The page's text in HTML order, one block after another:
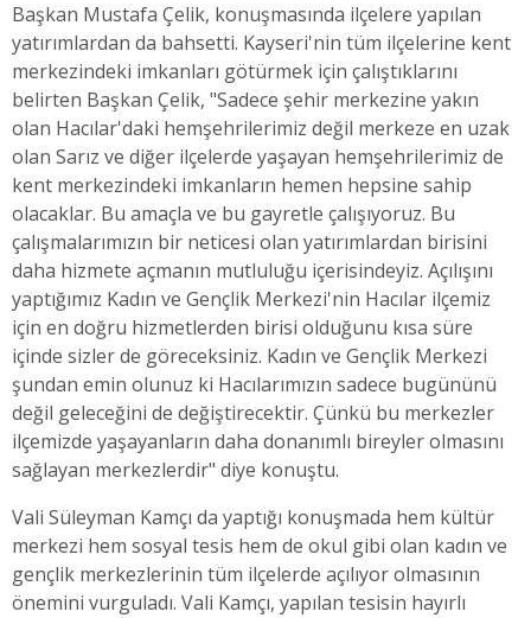
Başkan Mustafa Çelik, konuşmasında ilçelere yapılan
yatırımlardan da bahsetti. Kayseri'nin tüm ilçelerine kent
merkezindeki imkanları götürmek için çalıştıklarını
belirten Başkan Çelik, "Sadece şehir merkezine yakın
olan Hacılar'daki hemşehrilerimiz değil merkeze en uzak
olan Sarız ve diğer ilçelerde yaşayan hemşehrilerimiz de
kent merkezindeki imkanların hemen hepsine sahip
olacaklar. Bu amaçla ve bu gayretle çalışıyoruz. Bu
çalışmalarımızın bir neticesi olan yatırımlardan birisini
daha hizmete açmanın mutluluğu içerisindeyiz. Açılışını
yaptığımız Kadın ve Gençlik Merkezi'nin Hacılar ilçemiz
için en doğru hizmetlerden birisi olduğunu kısa süre
içinde sizler de göreceksiniz. Kadın ve Gençlik Merkezi
şundan emin olunuz ki Hacılarımızın sadece bugününü
değil geleceğini de değiştirecektir. Çünkü bu merkezler
ilçemizde yaşayanların daha donanımlı bireyler olmasını
sağlayan merkezlerdir" diye konuştu.
Vali Süleyman Kamçı da yaptığı konuşmada hem kültür
merkezi hem sosyal tesis hem de okul gibi olan kadın ve
gençlik merkezlerinin tüm ilçelerde açılıyor olmasının
önemini vurguladı. Vali Kamçı, yapılan tesisin hayırlı